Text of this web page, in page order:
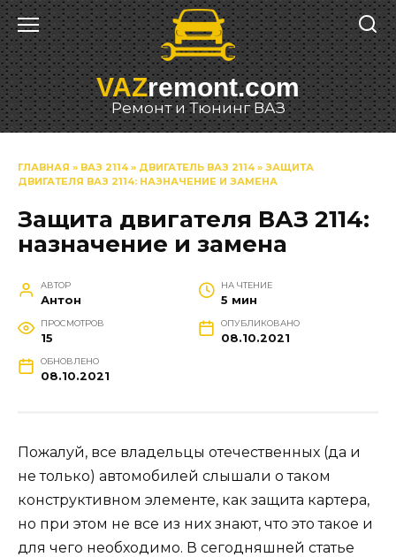
Перейти
к
содержанию
VAZremont.com
Ремонт и Тюнинг ВАЗ
ГЛАВНАЯ » ВАЗ 2114 » ДВИГАТЕЛЬ ВАЗ 2114 » ЗАЩИТА
ДВИГАТЕЛЯ ВАЗ 2114: НАЗНАЧЕНИЕ И ЗАМЕНА
Защита двигателя ВАЗ 2114:
назначение и замена
АВТОР
Антон
НА ЧТЕНИЕ
5 мин
ПРОСМОТРОВ
15
ОПУБЛИКОВАНО
08.10.2021
ОБНОВЛЕНО
08.10.2021
Пожалуй, все владельцы отечественных (да и
не только) автомобилей слышали о таком
конструктивном элементе, как защита картера,
но при этом не все из них знают, что это такое и
для чего необходимо. В сегодняшней статье